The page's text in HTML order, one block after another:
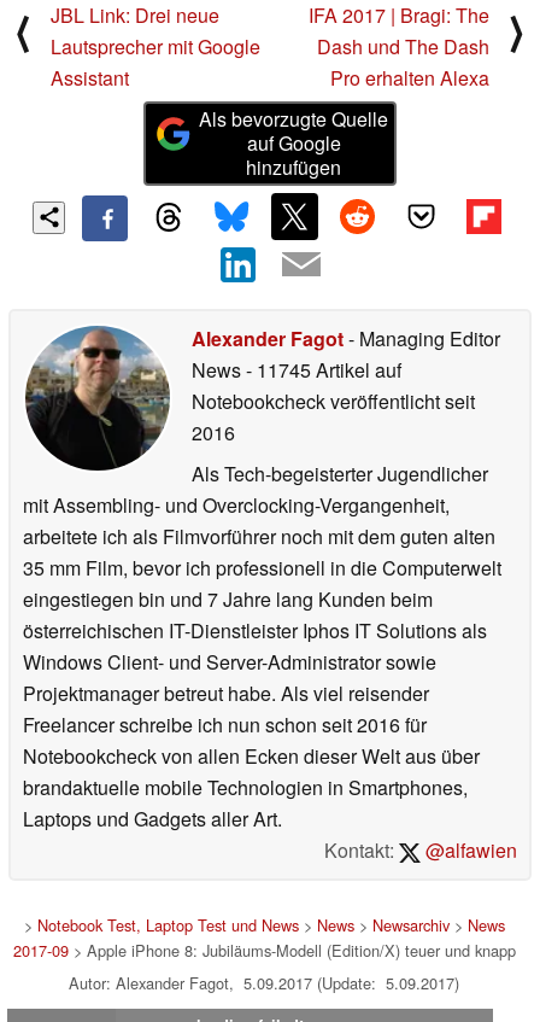
⟨
JBL Link: Drei neue
Lautsprecher mit Google
Assistant
IFA 2017 | Bragi: The
Dash und The Dash
Pro erhalten Alexa
⟩
Als bevorzugte Quelle
auf Google
hinzufügen
Alexander Fagot- Managing Editor
News- 11745 Artikel auf
Notebookcheck veröffentlichtseit
2016
Als Tech-begeisterter Jugendlicher
mit Assembling- und Overclocking-Vergangenheit,
arbeitete ich als Filmvorführer noch mit dem guten alten
35 mm Film, bevor ich professionell in die Computerwelt
eingestiegen bin und 7 Jahre lang Kunden beim
österreichischen IT-Dienstleister Iphos IT Solutions als
Windows Client- und Server-Administrator sowie
Projektmanager betreut habe. Als viel reisender
Freelancer schreibe ich nun schon seit 2016 für
Notebookcheck von allen Ecken dieser Welt aus über
brandaktuelle mobile Technologien in Smartphones,
Laptops und Gadgets aller Art.
Kontakt:
@alfawien
> Notebook Test, Laptop Test und News> News> Newsarchiv> News
2017-09> Apple iPhone 8: Jubiläums-Modell (Edition/X) teuer und knapp
Autor: Alexander Fagot, 5.09.2017 (Update: 5.09.2017)